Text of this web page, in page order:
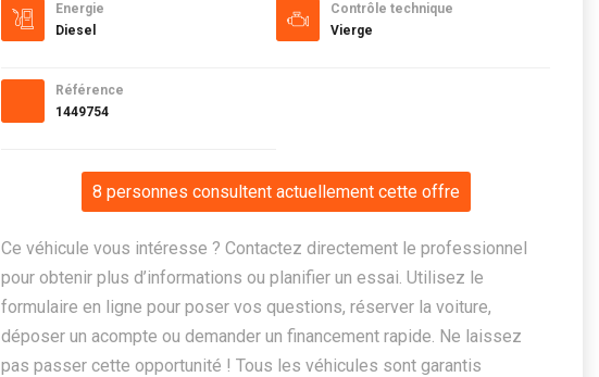
Energie
Diesel
Référence
1449754
Contrôle technique
Vierge
8 personnes consultent actuellement cette offre
Ce véhicule vous intéresse ? Contactez directement le professionnel
pour obtenir plus d’informations ou planifier un essai. Utilisez le
formulaire en ligne pour poser vos questions, réserver la voiture,
déposer un acompte ou demander un financement rapide. Ne laissez
pas passer cette opportunité ! Tous les véhicules sont garantis